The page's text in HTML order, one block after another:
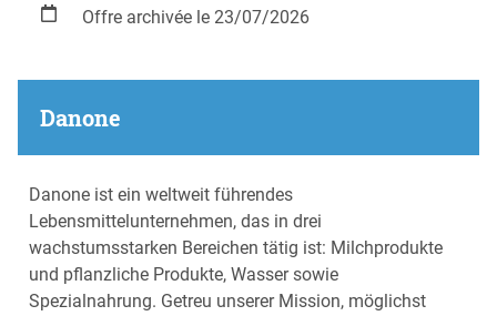
Offre archivée le 23/07/2026
Danone
Danone ist ein weltweit führendes
Lebensmittelunternehmen, das in drei
wachstumsstarken Bereichen tätig ist: Milchprodukte
und pflanzliche Produkte, Wasser sowie
Spezialnahrung. Getreu unserer Mission, möglichst